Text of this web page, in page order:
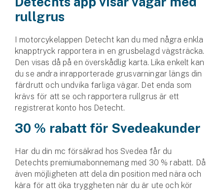
Se alla försäkringar
rullgrus
I motorcykelappen Detecht kan du med några enkla
knapptryck rapportera in en grusbelagd vägsträcka.
Den visas då på en överskådlig karta. Lika enkelt kan
du se andra inrapporterade grusvarningar längs din
färdrutt och undvika farliga vägar. Det enda som
krävs för att se och rapportera rullgrus är ett
registrerat konto hos Detecht.
30 % rabatt för Svedeakunder
Har du din mc försäkrad hos Svedea får du
Detechts premiumabonnemang med 30 % rabatt. Då
även möjligheten att dela din position med nära och
kära för att öka tryggheten när du är ute och kör